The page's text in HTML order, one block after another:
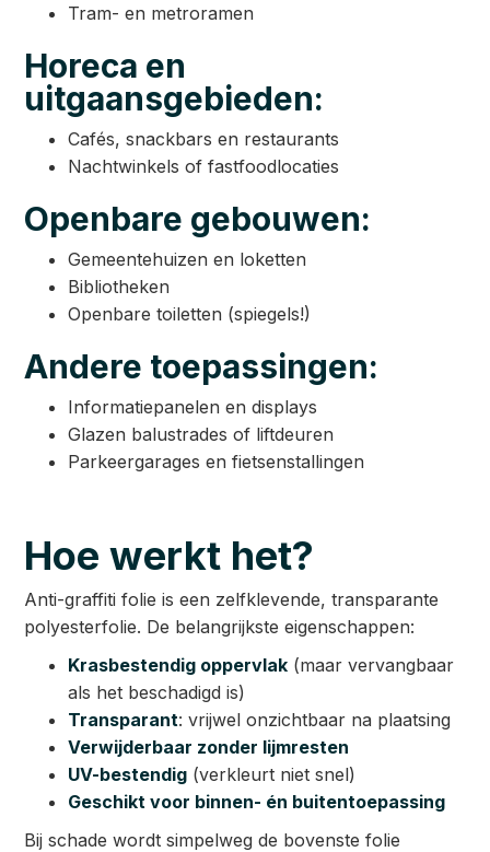
Tram- en metroramen
Horeca en
uitgaansgebieden:
Cafés, snackbars en restaurants
Nachtwinkels of fastfoodlocaties
Openbare gebouwen:
Gemeentehuizen en loketten
Bibliotheken
Openbare toiletten (spiegels!)
Andere toepassingen:
Informatiepanelen en displays
Glazen balustrades of liftdeuren
Parkeergarages en fietsenstallingen
Hoe werkt het?
Anti-graffiti folie is een zelfklevende, transparante
polyesterfolie. De belangrijkste eigenschappen:
Krasbestendig oppervlak (maar vervangbaar
als het beschadigd is)
Transparant: vrijwel onzichtbaar na plaatsing
Verwijderbaar zonder lijmresten
UV-bestendig (verkleurt niet snel)
Geschikt voor binnen- én buitentoepassing
Bij schade wordt simpelweg de bovenste folie